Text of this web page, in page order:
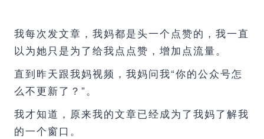
我每次发文章，我妈都是头一个点赞的，我一直
以为她只是为了给我点点赞，增加点流量。
直到昨天跟我妈视频，我妈问我“你的公众号怎
么不更新了？”。
我才知道，原来我的文章已经成为了我妈了解我
的一个窗口。